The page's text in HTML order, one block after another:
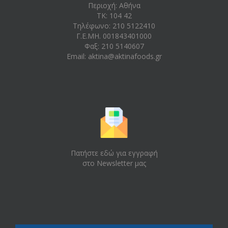
Περιοχή: Aθήνα
ΤΚ: 104 42
Τηλέφωνο: 210 5122410
Γ.Ε.ΜΗ. 001843401000
Φαξ: 210 5140607
Email: aktina@aktinafoods.gr
Πατήστε εδώ για εγγραφή
στο Newsletter μας